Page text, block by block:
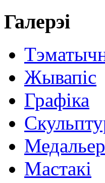
Галерэі
Жывапіс
Графіка
Мастакі